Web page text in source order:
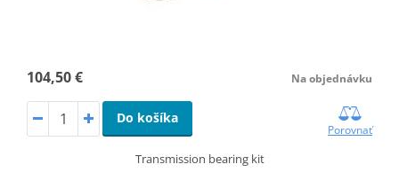
104,50 € Na objednávku
Do košíka
Porovnať
Transmission bearing kit